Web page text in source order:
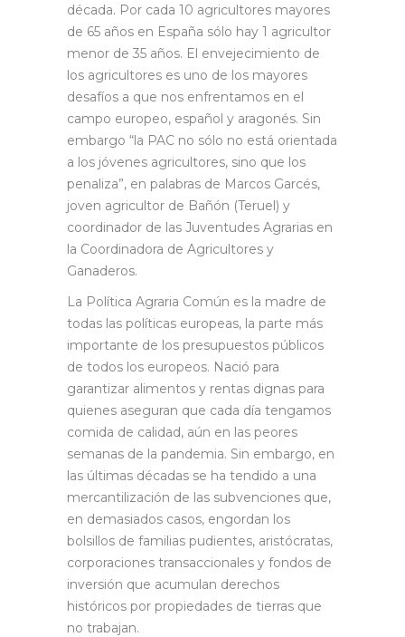
década. Por cada 10 agricultores mayores
de 65 años en España sólo hay 1 agricultor
menor de 35 años. El envejecimiento de
los agricultores es uno de los mayores
desafíos a que nos enfrentamos en el
campo europeo, español y aragonés. Sin
embargo “la PAC no sólo no está orientada
a los jóvenes agricultores, sino que los
penaliza”, en palabras de Marcos Garcés,
joven agricultor de Bañón (Teruel) y
coordinador de las Juventudes Agrarias en
la Coordinadora de Agricultores y
Ganaderos.
La Política Agraria Común es la madre de
todas las políticas europeas, la parte más
importante de los presupuestos públicos
de todos los europeos. Nació para
garantizar alimentos y rentas dignas para
quienes aseguran que cada día tengamos
comida de calidad, aún en las peores
semanas de la pandemia. Sin embargo, en
las últimas décadas se ha tendido a una
mercantilización de las subvenciones que,
en demasiados casos, engordan los
bolsillos de familias pudientes, aristócratas,
corporaciones transaccionales y fondos de
inversión que acumulan derechos
históricos por propiedades de tierras que
no trabajan.